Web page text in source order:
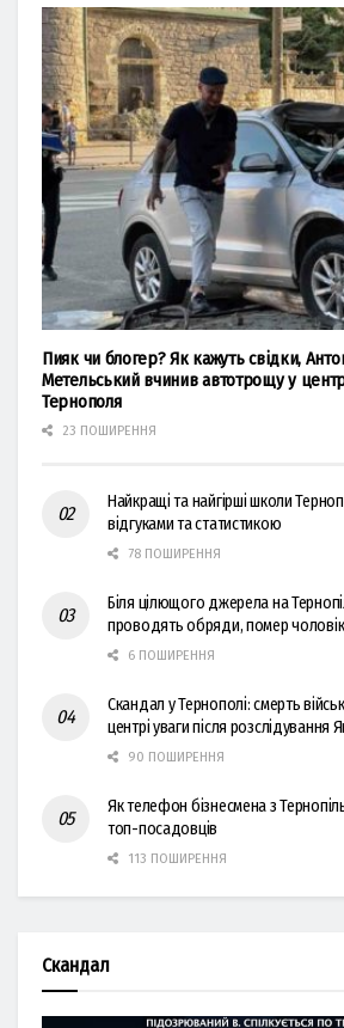
Пияк чи блогер? Як кажуть свідки,
Метельський вчинив автотрощу у
Тернополя
23 ПОШИРЕННЯ
Найкращі та найгірші школи
відгуками та статистикою
78 ПОШИРЕННЯ
Біля цілющого джерела на
проводять обряди, помер
6 ПОШИРЕННЯ
Скандал у Тернополі: смерть
центрі уваги після розслідування
90 ПОШИРЕННЯ
Як телефон бізнесмена з
топ-посадовців
113 ПОШИРЕННЯ
Скандал